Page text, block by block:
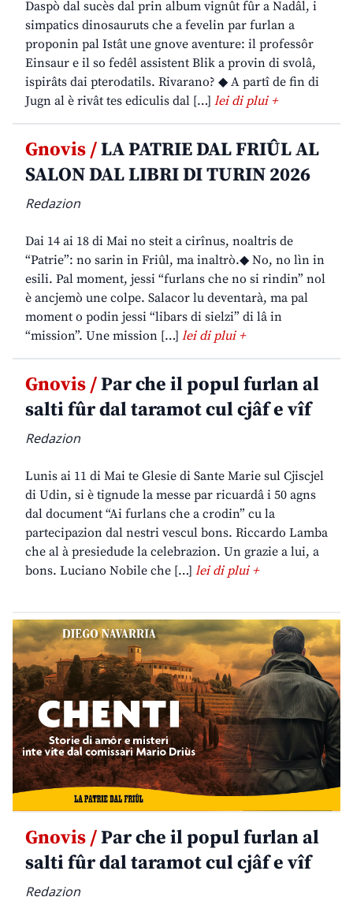
Daspò dal sucès dal prin album vignût fûr a Nadâl, i
simpatics dinosauruts che a fevelin par furlan a
proponin pal Istât une gnove aventure: il professôr
Einsaur e il so fedêl assistent Blik a provin di svolâ,
ispirâts dai pterodatils. Rivarano? ◆ A partî de fin di
Jugn al è rivât tes ediculis dal […] lei di plui +
Gnovis /LA PATRIE DAL FRIÛL AL
SALON DAL LIBRI DI TURIN 2026
Redazion
Dai 14 ai 18 di Mai no steit a cirînus, noaltris de
“Patrie”: no sarin in Friûl, ma inaltrò.◆ No, no lìn in
esili. Pal moment, jessi “furlans che no si rindin” nol
è ancjemò une colpe. Salacor lu deventarà, ma pal
moment o podin jessi “libars di sielzi” di lâ in
“mission”. Une mission […] lei di plui +
Gnovis /Par che il popul furlan al
salti fûr dal taramot cul cjâf e vîf
Redazion
Lunis ai 11 di Mai te Glesie di Sante Marie sul Cjiscjel
di Udin, si è tignude la messe par ricuardâ i 50 agns
dal document “Ai furlans che a crodin” cu la
partecipazion dal nestri vescul bons. Riccardo Lamba
che al à presiedude la celebrazion. Un grazie a lui, a
bons. Luciano Nobile che […] lei di plui +
Gnovis /Par che il popul furlan al
salti fûr dal taramot cul cjâf e vîf
Redazion